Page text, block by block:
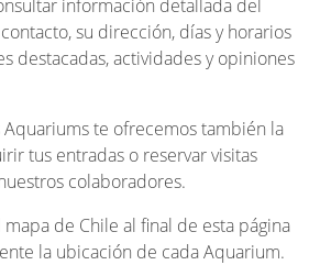
información detallada del
su dirección, días y horarios
destacadas, actividades y opiniones
Aquariums te ofrecemos también la
tus entradas o reservar visitas
colaboradores.
de Chile al final de esta página
la ubicación de cada Aquarium.